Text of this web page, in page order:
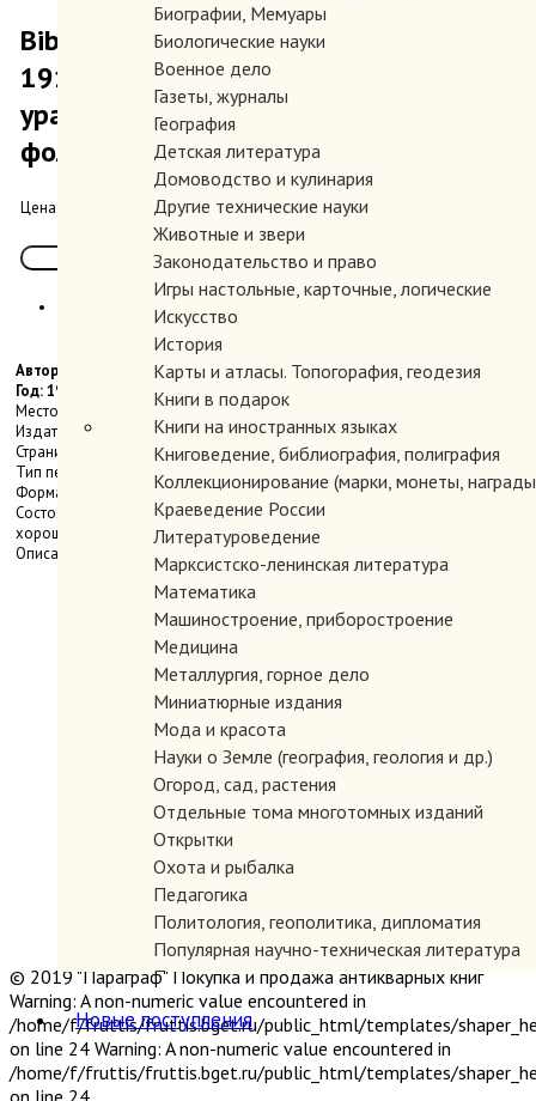
Биографии, Мемуары
Биологические науки
Военное дело
Газеты, журналы
География
Детская литература
Домоводство и кулинария
Другие технические науки
Животные и звери
Законодательство и право
Игры настольные, карточные, логические
Искусство
История
Карты и атласы. Топогорафия, геодезия
Книги в подарок
Книги на иностранных языках
Книговедение, библиография, полиграфия
Коллекционирование (марки, монеты,
Краеведение России
Литературоведение
Марксистско-ленинская литература
Математика
Машиностроение, приборостроение
Медицина
Металлургия, горное дело
Миниатюрные издания
Мода и красота
Науки о Земле (география, геология и др.)
Огород, сад, растения
Отдельные тома многотомных изданий
Открытки
Охота и рыбалка
Педагогика
Политология, геополитика, дипломатия
Популярная научно-техническая литература
Промышленность, производство
Психология
Путешествия. Географические открытия
Религия
Сатира и юмор
Новые поступления
Bibliographia Studiorum Uralicorum
1917–1987. Библиография по
уралистике. Т. II: Этнография и
фольклористика: Часть 1: Этнография.
Цена: 450.00 руб.
Автор:
Год: 1989
Место издания: М.
Издательство: Академия Наук СССР.
Страниц: 294 с.
Тип переплета: Твердый
Формат книги: Увеличенный
Состояние: Книга - отличное. Суперобложка- хорошее-очень
хорошее(потерта).
Описание:
© 2019 "Параграф" Покупка и продажа антикварных книг
Warning: A non-numeric value encountered in
/home/f/fruttis/fruttis.bget.ru/public_html/templates/
on line 24 Warning: A non-numeric value encountered in
/home/f/fruttis/fruttis.bget.ru/public_html/templates/
on line 24